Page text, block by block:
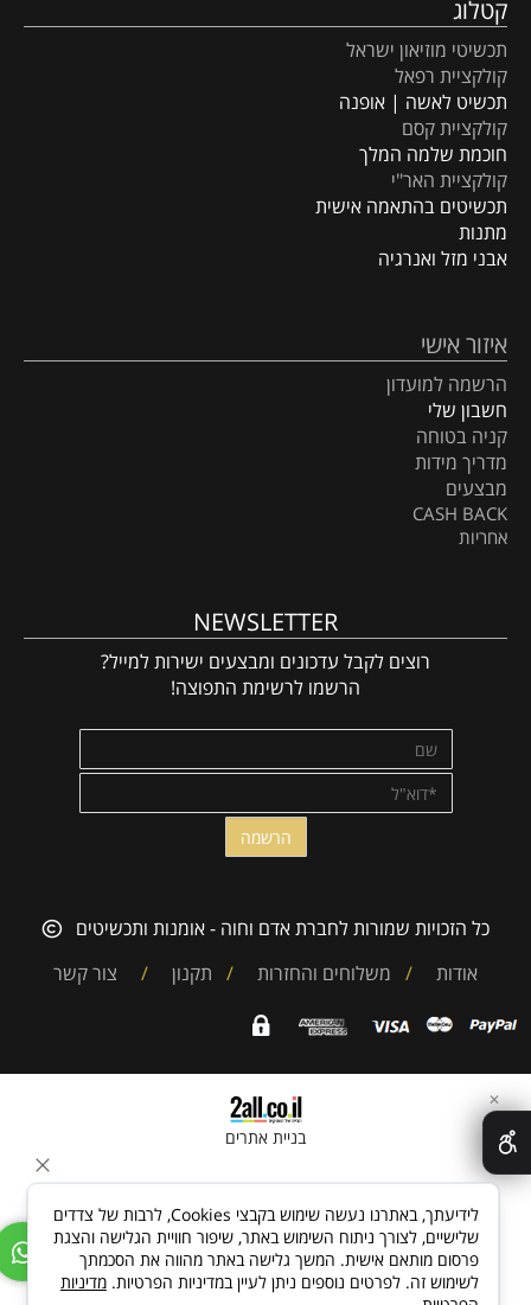
קטלוג
תכשיטי מוזיאון ישראל
קולקציית רפאל
תכשיט לאשה | אופנה
קולקציית קסם
חוכמת שלמה המלך
קולקציית האר"י
תכשיטים בהתאמה אישית
מתנות
אבני מזל ואנרגיה
איזור אישי
הרשמה למועדון
חשבון שלי
קניה בטוחה
מדריך מידות
מבצעים
CASH BACK
אחריות
NEWSLETTER
רוצים לקבל עדכונים ומבצעים ישירות למייל?
הרשמו לרשימת התפוצה!
כל הזכויות שמורות לחברת אדם וחוה - אומנות ותכשיטים
אודות
/ משלוחים והחזרות / תקנון / צור קשר
בניית אתרים
✕
לידיעתך, באתרנו נעשה שימוש בקבצי Cookies, לרבות של צדדים
שלישיים, לצורך ניתוח השימוש באתר, שיפור חוויית הגלישה והצגת
פרסום מותאם אישית. המשך גלישה באתר מהווה את הסכמתך
לשימוש זה. לפרטים נוספים ניתן לעיין במדיניות הפרטיות. מדיניות